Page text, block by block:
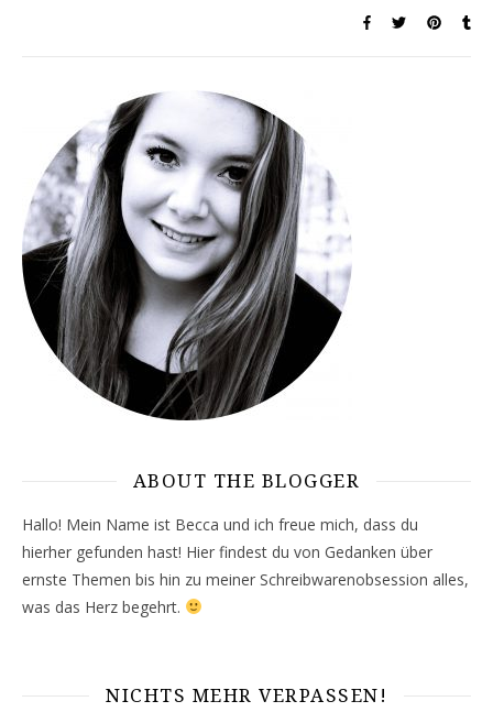
ABOUT THE BLOGGER
Hallo! Mein Name ist Becca und ich freue mich, dass du
hierher gefunden hast! Hier findest du von Gedanken über
ernste Themen bis hin zu meiner Schreibwarenobsession alles,
was das Herz begehrt.
NICHTS MEHR VERPASSEN!